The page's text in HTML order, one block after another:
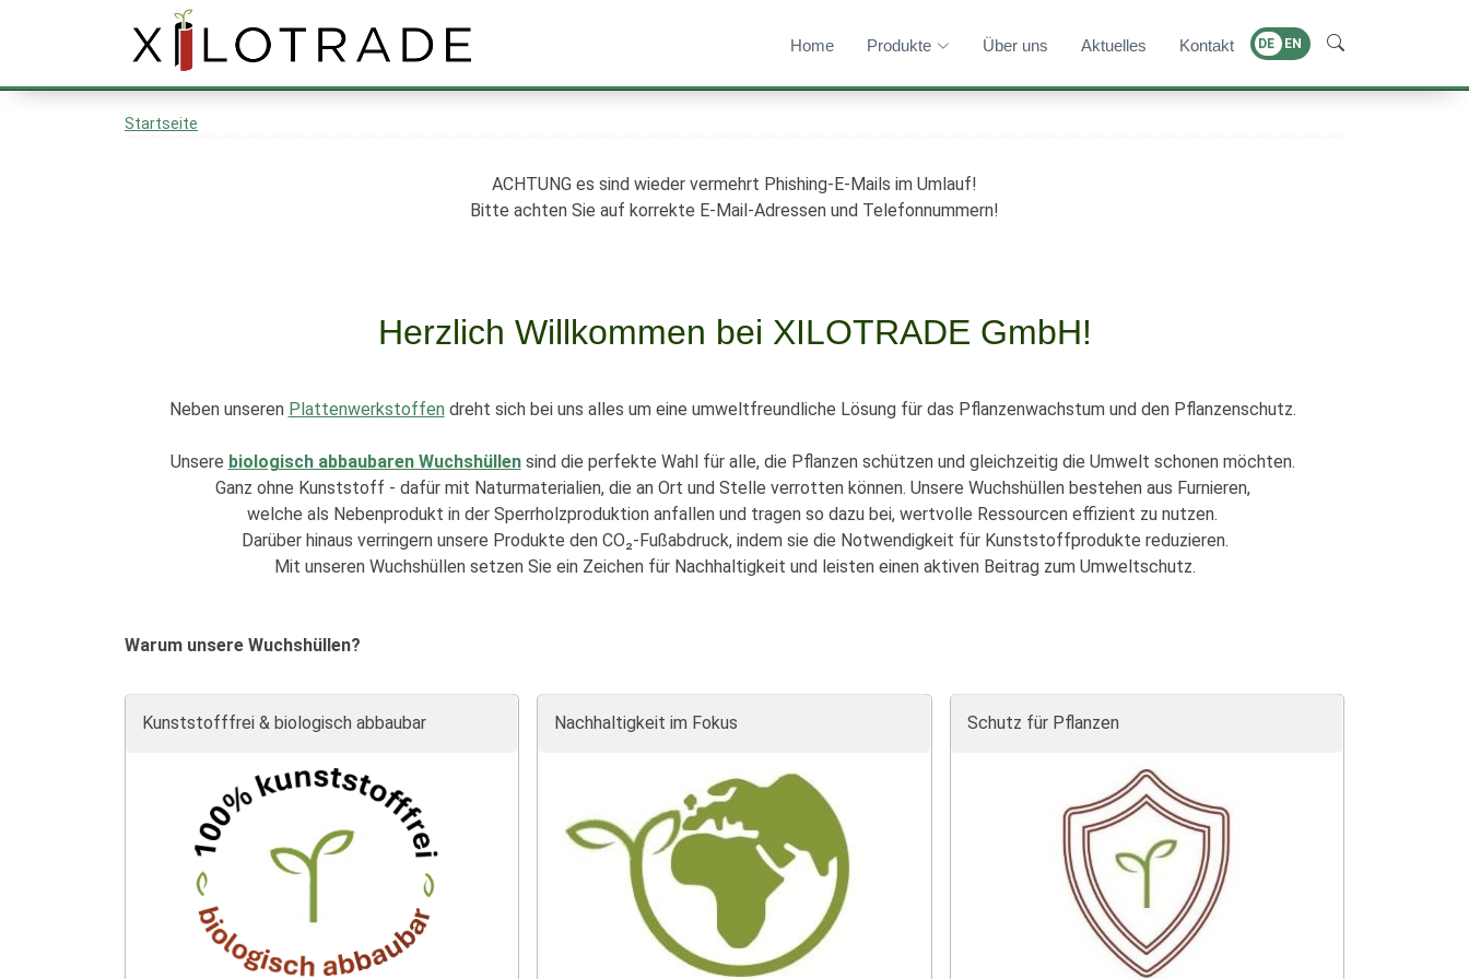
Home Produkte Über uns Aktuelles Kontakt DE EN
Startseite
ACHTUNG es sind wieder vermehrt Phishing-E-Mails im Umlauf!
Bitte achten Sie auf korrekte E-Mail-Adressen und Telefonnummern!
Herzlich Willkommen bei XILOTRADE GmbH!
Neben unseren Plattenwerkstoffendreht sich bei uns alles um eine umweltfreundliche Lösung für das Pflanzenwachstum und den Pflanzenschutz.
Unsere biologisch abbaubaren Wuchshüllensind die perfekte Wahl für alle, die Pflanzen schützen und gleichzeitig die Umwelt schonen möchten.
Ganz ohne Kunststoff - dafür mit Naturmaterialien, die an Ort und Stelle verrotten können. Unsere Wuchshüllen bestehen aus Furnieren,
welche als Nebenprodukt in der Sperrholzproduktion anfallen und tragen so dazu bei, wertvolle Ressourcen effizient zu nutzen.
Darüber hinaus verringern unsere Produkte den CO₂-Fußabdruck, indem sie die Notwendigkeit für Kunststoffprodukte reduzieren.
Mit unseren Wuchshüllen setzen Sie ein Zeichen für Nachhaltigkeit und leisten einen aktiven Beitrag zum Umweltschutz.
Warum unsere Wuchshüllen?
Kunststofffrei & biologisch abbaubar Nachhaltigkeit im Fokus Schutz für Pflanzen